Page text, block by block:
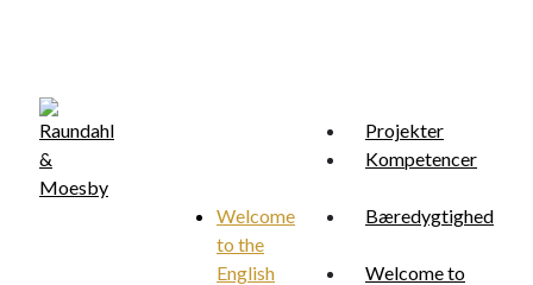
content
Welcome
to the
English
Projekter
Kompetencer
Bæredygtighed
Welcome to